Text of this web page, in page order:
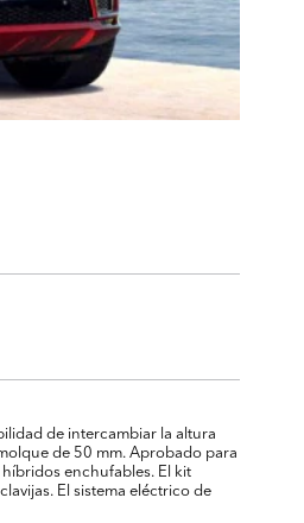
de intercambiar la altura
de 50 mm. Aprobado para
enchufables. El kit
El sistema eléctrico de